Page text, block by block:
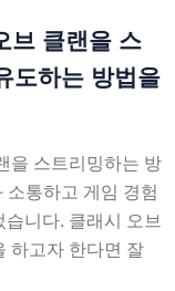
브 클랜을 스
도하는 방법을
을 스트리밍하는 방
소통하고 게임 경험
니다. 클래시 오브
하고자 한다면 잘